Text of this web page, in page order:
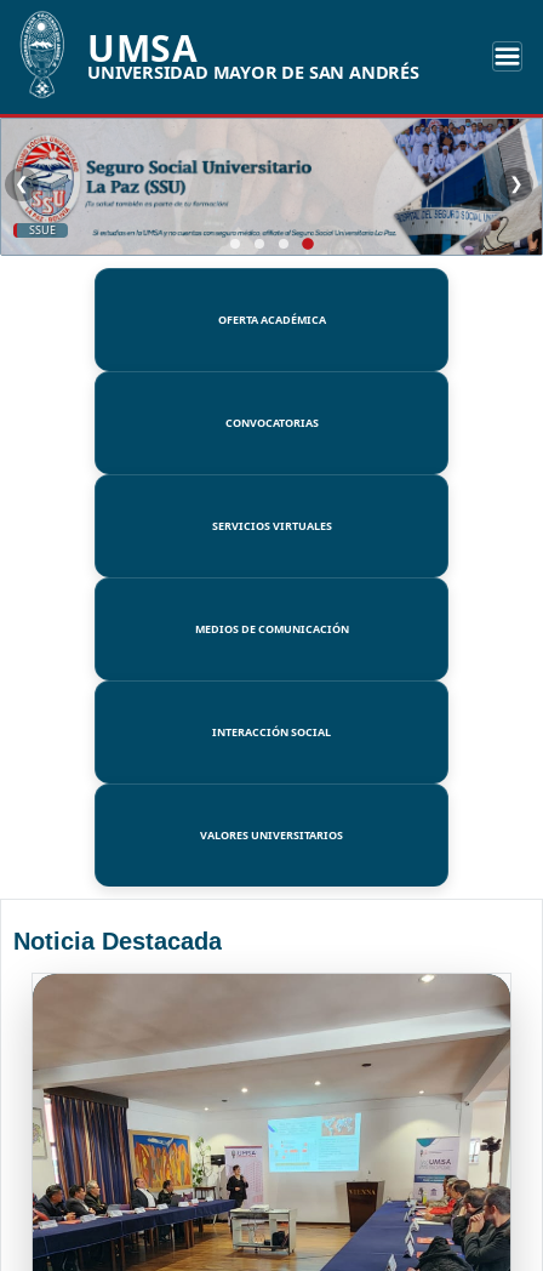
UMSA
UNIVERSIDAD MAYOR DE SAN ANDRÉS
SSUE
❮ ❯
OFERTA ACADÉMICA
CONVOCATORIAS
SERVICIOS VIRTUALES
MEDIOS DE COMUNICACIÓN
INTERACCIÓN SOCIAL
VALORES UNIVERSITARIOS
Noticia Destacada